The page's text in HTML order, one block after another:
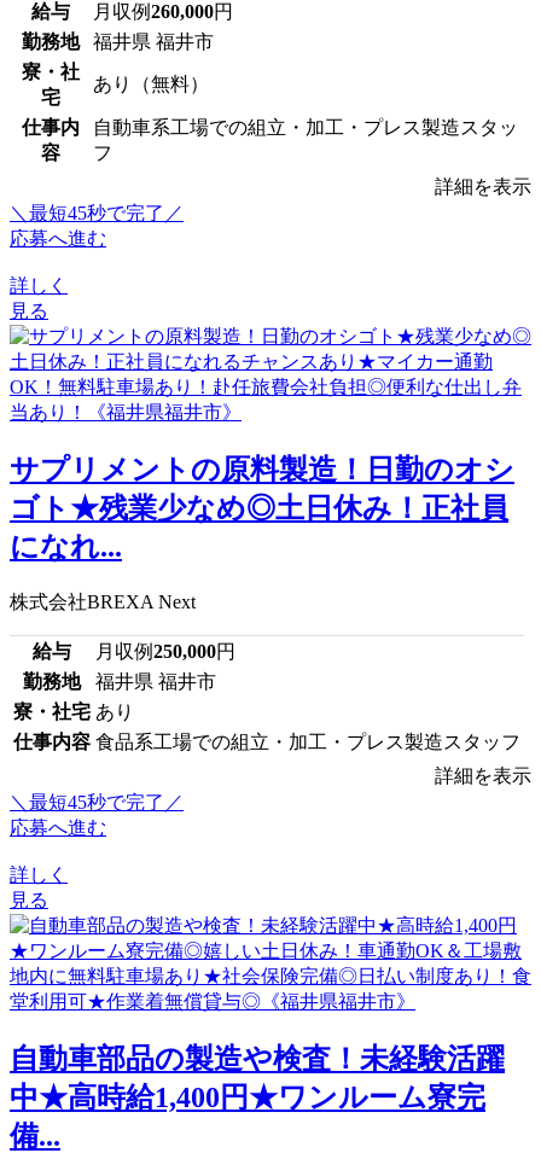
給与 月収例260,000円
勤務地
福井県 福井市
寮・社
宅
あり（無料）
仕事内
容
自動車系工場での組立・加工・プレス製造スタッ
フ
詳細を表示
＼最短45秒で完了／
応募へ進む
詳しく
見る
サプリメントの原料製造！日勤のオシ
ゴト★残業少なめ◎土日休み！正社員
になれ...
株式会社BREXA Next
給与 月収例250,000円
勤務地
福井県 福井市
寮・社宅 あり
仕事内容 食品系工場での組立・加工・プレス製造スタッフ
詳細を表示
＼最短45秒で完了／
応募へ進む
詳しく
見る
自動車部品の製造や検査！未経験活躍
中★高時給1,400円★ワンルーム寮完
備...